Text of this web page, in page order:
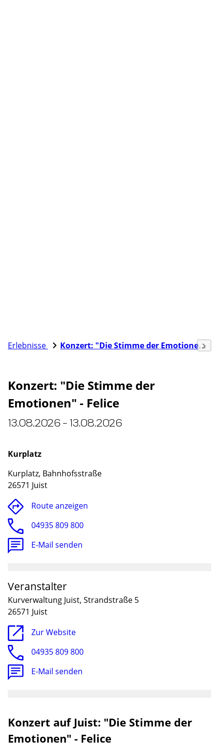
Erlebnisse Konzert: "Die Stimme der Emotionen" - Felice
Konzert: "Die Stimme der
Emotionen" - Felice
13.08.2026 - 13.08.2026
Konzert auf Juist: "Die Stimme der
Emotionen" - Felice
Kurplatz
Kurplatz, Bahnhofsstraße
26571 Juist
Route anzeigen
04935 809 800
E-Mail senden
Veranstalter
Kurverwaltung Juist, Strandstraße 5
26571 Juist
Zur Website
04935 809 800
E-Mail senden